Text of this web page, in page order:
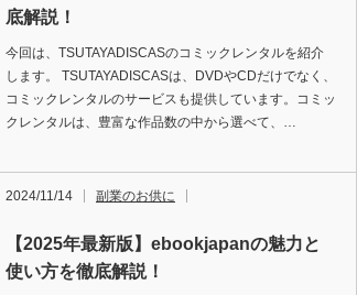
底解説！
今回は、TSUTAYADISCASのコミックレンタルを紹介
します。 TSUTAYADISCASは、DVDやCDだけでなく、
コミックレンタルのサービスも提供しています。コミッ
クレンタルは、豊富な作品数の中から選べて、…
2024/11/14 副業のお供に
【2025年最新版】ebookjapanの魅力と
使い方を徹底解説！